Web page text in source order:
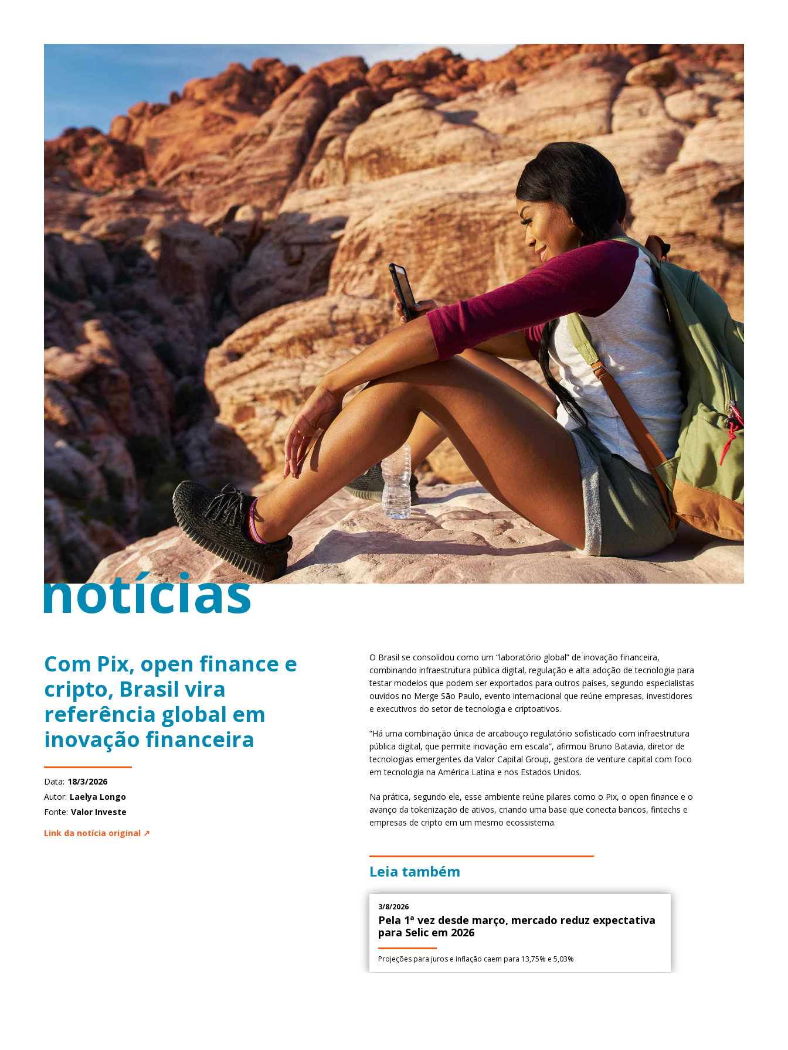
notícias
Com Pix, open finance e
cripto, Brasil vira
referência global em
inovação financeira
Data: 18/3/2026
Autor: Laelya Longo
Fonte: Valor Investe
Link da notícia original ↗
O Brasil se consolidou como um “laboratório global” de inovação financeira,
combinando infraestrutura pública digital, regulação e alta adoção de tecnologia para
testar modelos que podem ser exportados para outros países, segundo especialistas
ouvidos no Merge São Paulo, evento internacional que reúne empresas, investidores
e executivos do setor de tecnologia e criptoativos.
“Há uma combinação única de arcabouço regulatório sofisticado com infraestrutura
pública digital, que permite inovação em escala”, afirmou Bruno Batavia, diretor de
tecnologias emergentes da Valor Capital Group, gestora de venture capital com foco
em tecnologia na América Latina e nos Estados Unidos.
Na prática, segundo ele, esse ambiente reúne pilares como o Pix, o open finance e o
avanço da tokenização de ativos, criando uma base que conecta bancos, fintechs e
empresas de cripto em um mesmo ecossistema.
3/8/2026
Pela 1ª vez desde março, mercado reduz expectativa
para Selic em 2026
Projeções para juros e inflação caem para 13,75% e 5,03%
Leia também